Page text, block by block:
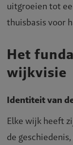
uitgroeien tot
thuisbasis voor
Het
wijkvisie
Identiteit van
Elke wijk heeft
de